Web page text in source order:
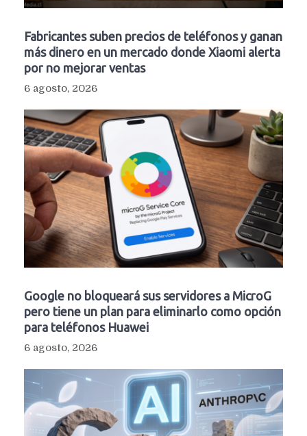
Fabricantes suben precios de teléfonos y ganan
más dinero en un mercado donde Xiaomi alerta
por no mejorar ventas
6 agosto, 2026
Google no bloqueará sus servidores a MicroG
pero tiene un plan para eliminarlo como opción
para teléfonos Huawei
6 agosto, 2026